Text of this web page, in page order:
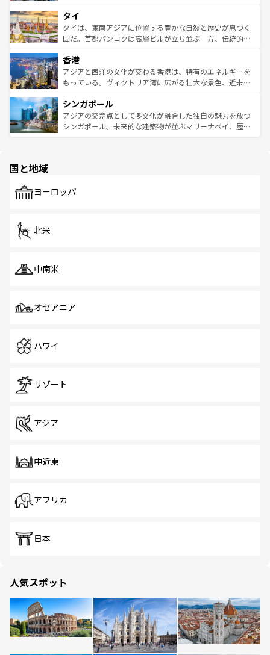
リティに包まれながら、韓国の多彩な魅力を心ゆくまで味
わってみてほしい。 なお、新着の韓国情報はコンテンツ一
覧を参照してほしい。
急速な発展と共に伝統が息づく。ハノイの古い町並みやホ
ーチミン市のフランス統治時代の建物も、独特の雰囲気を
醸し出している。また、バラエティの豊かさとおいしさで
とつ。フォーやバインミー、ベトナムコーヒーなどは、ぜ
ひ現地で味わいたい。どの地域を訪れてもあたたかい人々
が旅行者を迎えてくれるので、きっと忘れられない旅にな
参照してほしい。
タイ
タイは、東南アジアに位置する豊かな自然と歴史が息づく
国だ。首都バンコクは高層ビルが立ち並ぶ一方、伝統的な
の活気が交差している。北部ではチェンマイなどの山岳地
帯で自然と触れ合い、南部ではプーケットやクラビの美し
いビーチでリゾート気分を楽しむことができる。タイ料理
激する。気候は一年中温暖で、どの季節にも異なる楽しみ
が待っている。親しみやすいタイの人々、仏教を中心とし
た文化、そして多様な観光資源が、訪れる旅人を魅了し続
香港
アジアと西洋の文化が交わる香港は、特有のエネルギーを
もっている。ヴィクトリア湾に広がる壮大な景色、近未来
み、どこを訪れても感動するはず。観光スポットが密集し
ており、効率よく見どころを回れるのも魅力。息をのむよ
うな絶景から文化的な体験まで、香港を存分に楽しみ尽く
シンガポール
アジアの交差点として多文化が融合した独自の魅力を放つ
シンガポール。未来的な建築物が並ぶマリーナベイ、歴史
で、ホーカーズは地元の風情を楽しめる外せないスポット
国と地域
ヨーロッパ
北米
中南米
オセアニア
ハワイ
リゾート
アジア
中近東
アフリカ
日本
人気スポット